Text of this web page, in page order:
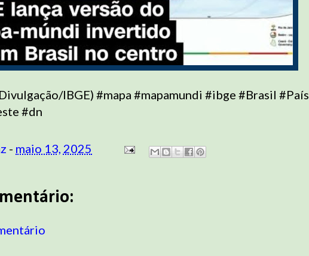
IBGE) #mapa #mapamundi #ibge #Brasil #País
#dn
- maio 13, 2025